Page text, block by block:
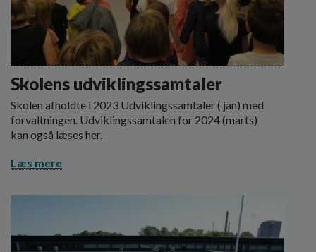
Skolens udviklingssamtaler
Skolen afholdte i 2023 Udviklingssamtaler ( jan) med
forvaltningen. Udviklingssamtalen for 2024 (marts)
kan også læses her.
Læs mere